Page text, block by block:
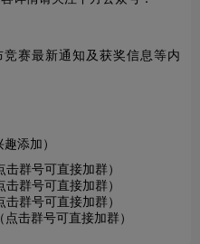
赛最新通知及获奖信息等内
添加）
击群号可直接加群）
击群号可直接加群）
击群号可直接加群）
（点击群号可直接加群）